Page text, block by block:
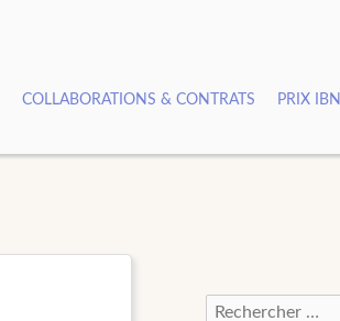
COLLABORATIONS & CONTRATS PRIX IBNI
Recherche